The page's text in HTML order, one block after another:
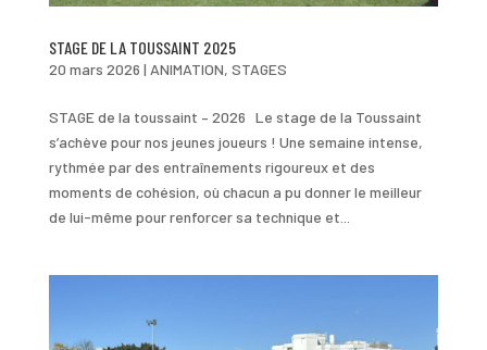
STAGE DE LA TOUSSAINT 2025
20 mars 2026 | ANIMATION, STAGES
STAGE de la toussaint – 2026 Le stage de la Toussaint
s’achève pour nos jeunes joueurs ! Une semaine intense,
rythmée par des entraînements rigoureux et des
moments de cohésion, où chacun a pu donner le meilleur
de lui-même pour renforcer sa technique et...